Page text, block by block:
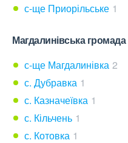
с-ще Приорільське 1
Магдалинівська громада
с-ще Магдалинівка 2
с. Дубравка 1
с. Казначеївка 1
с. Кільчень 1
с. Котовка 1